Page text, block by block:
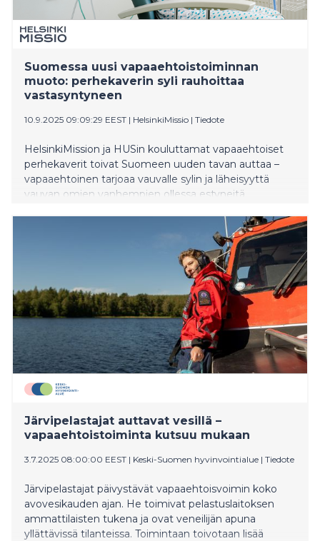
Suomessa uusi vapaaehtoistoiminnan
muoto: perhekaverin syli rauhoittaa
vastasyntyneen
10.9.2025 09:09:29 EEST | HelsinkiMissio | Tiedote
HelsinkiMission ja HUSin kouluttamat vapaaehtoiset
perhekaverit toivat Suomeen uuden tavan auttaa –
vapaaehtoinen tarjoaa vauvalle sylin ja läheisyyttä
vauvan omien vanhempien ollessa estyneitä.
Vastasyntyneiden osasto L2:lla Jorvin sairaalassa.
Osastolla hoidetaan ennenaikaisesti syntyneitä tai
Järvipelastajat auttavat vesillä –
vapaaehtoistoiminta kutsuu mukaan
3.7.2025 08:00:00 EEST | Keski-Suomen hyvinvointialue | Tiedote
Järvipelastajat päivystävät vapaaehtoisvoimin koko
avovesikauden ajan. He toimivat pelastuslaitoksen
ammattilaisten tukena ja ovat veneilijän apuna
yllättävissä tilanteissa. Toimintaan toivotaan lisää